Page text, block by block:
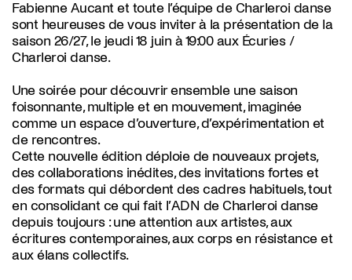
Fabienne Aucant et toute l’équipe de Charleroi danse
sont heureuses de vous inviter à la présentation de la
saison 26/27, le jeudi 18 juin à 19:00 aux Écuries /
Charleroi danse.
Une soirée pour découvrir ensemble une saison
foisonnante, multiple et en mouvement, imaginée
comme un espace d’ouverture, d’expérimentation et
de rencontres.
Cette nouvelle édition déploie de nouveaux projets,
des collaborations inédites, des invitations fortes et
des formats qui débordent des cadres habituels, tout
en consolidant ce qui fait l’ADN de Charleroi danse
depuis toujours : une attention aux artistes, aux
écritures contemporaines, aux corps en résistance et
aux élans collectifs.